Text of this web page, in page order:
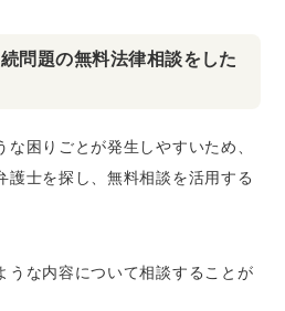
問題の無料法律相談をした
困りごとが発生しやすいため、
護士を探し、無料相談を活用する
うな内容について相談することが